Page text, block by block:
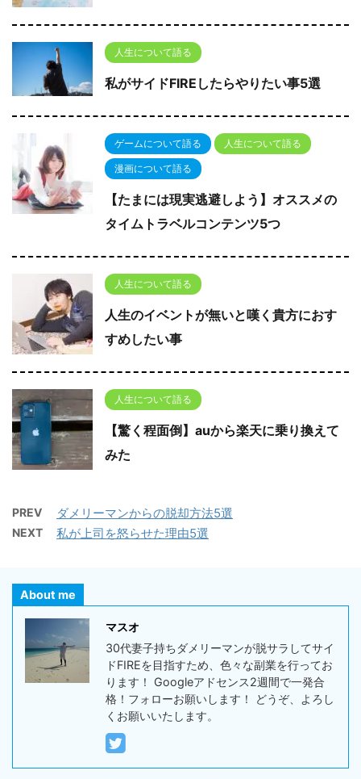
人生について語る
私がサイドFIREしたらやりたい事5選
ゲームについて語る 人生について語る
漫画について語る
【たまには現実逃避しよう】オススメの
タイムトラベルコンテンツ5つ
人生について語る
人生のイベントが無いと嘆く貴方におす
すめしたい事
人生について語る
【驚く程面倒】auから楽天に乗り換えて
みた
PREV ダメリーマンからの脱却方法5選
NEXT 私が上司を怒らせた理由5選
About me
マスオ
30代妻子持ちダメリーマンが脱サラしてサイ
ドFIREを目指すため、色々な副業を行ってお
ります！ Googleアドセンス2週間で一発合
格！フォローお願いします！ どうぞ、よろし
くお願いいたします。